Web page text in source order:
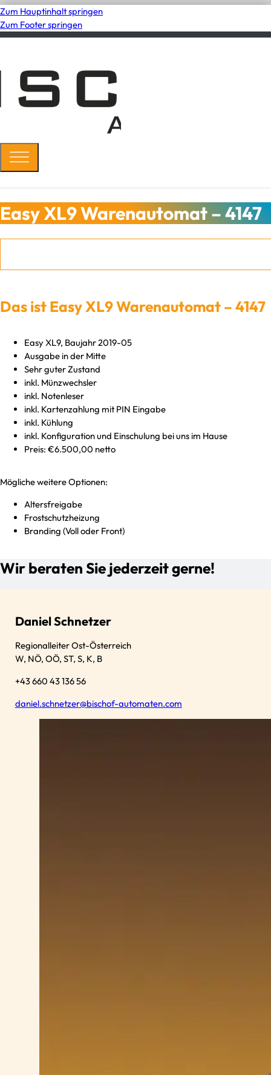
Zum Hauptinhalt springen
Zum Footer springen
Easy XL9 Warenautomat – 4147
Das ist Easy XL9 Warenautomat – 4147
Easy XL9, Baujahr 2019-05
Ausgabe in der Mitte
Sehr guter Zustand
inkl. Münzwechsler
inkl. Notenleser
inkl. Kartenzahlung mit PIN Eingabe
inkl. Kühlung
inkl. Konfiguration und Einschulung bei uns im Hause
Preis: €6.500,00 netto
Mögliche weitere Optionen:
Altersfreigabe
Frostschutzheizung
Branding (Voll oder Front)
Wir beraten Sie jederzeit gerne!
Daniel Schnetzer
Regionalleiter Ost-Österreich
W, NÖ, OÖ, ST, S, K, B
+43 660 43 136 56
daniel.schnetzer@bischof-automaten.com